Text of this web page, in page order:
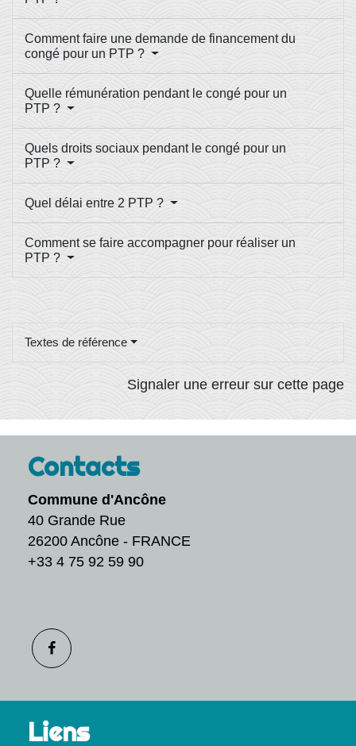
Comment faire une demande de financement du
congé pour un PTP ?
Quelle rémunération pendant le congé pour un
PTP ?
Quels droits sociaux pendant le congé pour un
PTP ?
Quel délai entre 2 PTP ?
Comment se faire accompagner pour réaliser un
PTP ?
Textes de référence
Signaler une erreur sur cette page
Contacts
Commune d'Ancône
40 Grande Rue
26200 Ancône - FRANCE
+33 4 75 92 59 90
Liens